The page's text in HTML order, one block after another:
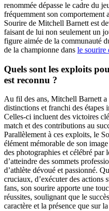
renommée dépasse le cadre du
fréquemment son comportement
Sourire de Mitchell Barnett est
faisant de lui non seulement un
figure aimée de la communauté
de la championne dans le sourire
Quels sont les exploits
est reconnu ?
Au fil des ans, Mitchell Barnett a
distinctions et franchi des
Celles-ci incluent des victoires
match et des contributions au
Parallèlement à ces exploits, le
élément mémorable de son
des photographies et célébré par
d’atteindre des sommets
d’athlète dévoué et passionné.
cruciaux, d’exécuter des actions
fans, son sourire apporte une
réussites, soulignant que le
caractère et la présence que sur